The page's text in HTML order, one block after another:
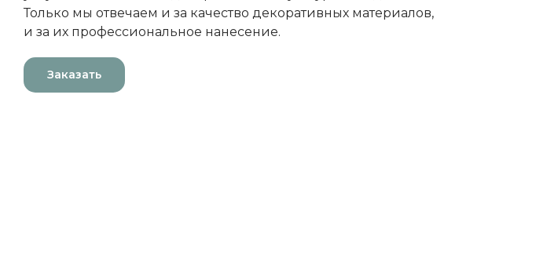
Только мы отвечаем и за качество декоративных материалов,
и за их профессиональное нанесение.
Заказать